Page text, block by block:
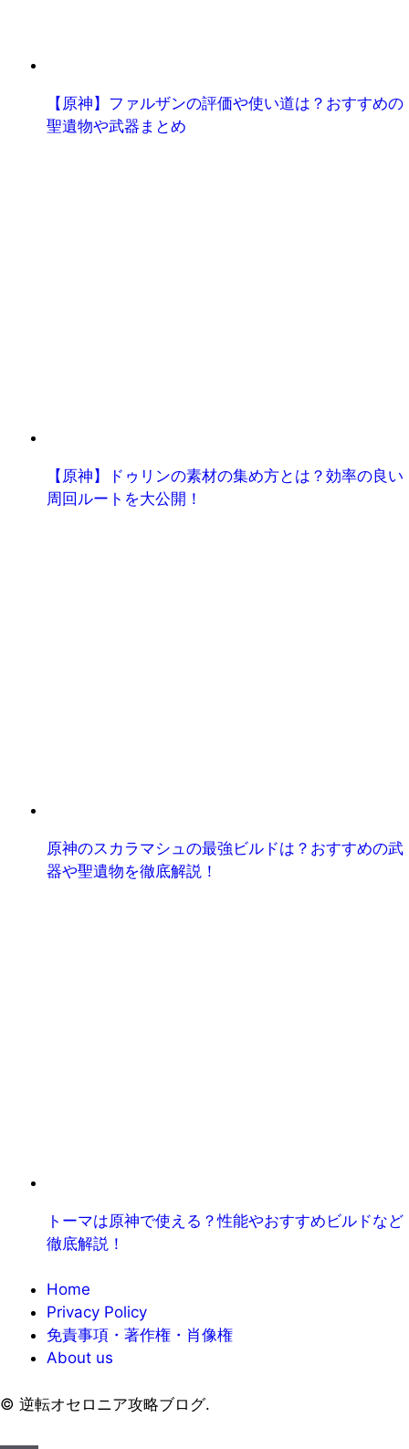
【原神】ファルザンの評価や使い道は？おすすめの
聖遺物や武器まとめ
【原神】ドゥリンの素材の集め方とは？効率の良い
周回ルートを大公開！
原神のスカラマシュの最強ビルドは？おすすめの武
器や聖遺物を徹底解説！
トーマは原神で使える？性能やおすすめビルドなど
徹底解説！
Home
Privacy Policy
免責事項・著作権・肖像権
About us
© 逆転オセロニア攻略ブログ.